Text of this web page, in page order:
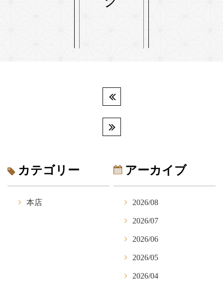
カテゴリー
本店
アーカイブ
2026/08
2026/07
2026/06
2026/05
2026/04